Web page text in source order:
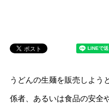
うどんの生麺を販売しよう
係者、あるいは食品の安全